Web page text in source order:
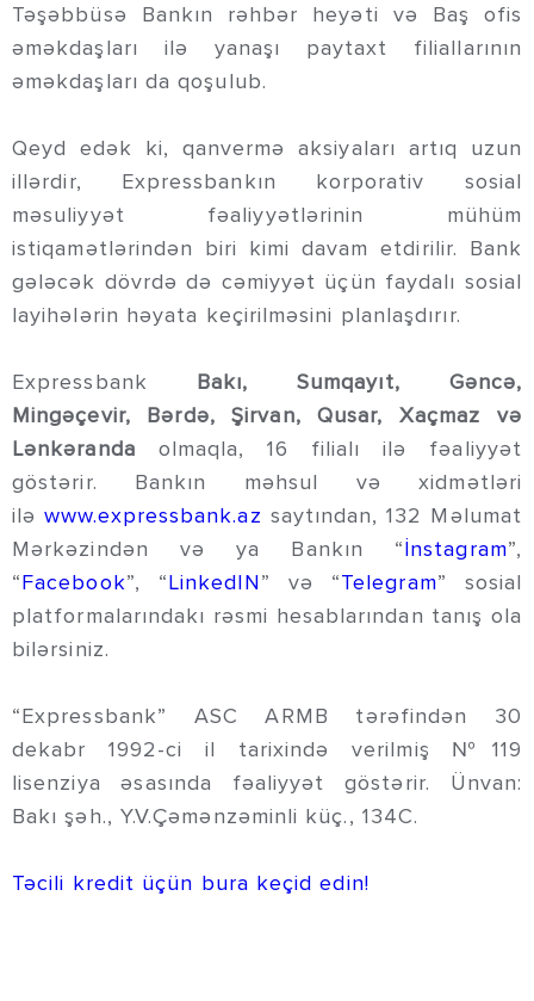
Təşəbbüsə Bankın rəhbər heyəti və Baş ofis
əməkdaşları ilə yanaşı paytaxt filiallarının
əməkdaşları da qoşulub.
Qeyd edək ki, qanvermə aksiyaları artıq uzun
illərdir, Expressbankın korporativ sosial
məsuliyyət fəaliyyətlərinin mühüm
istiqamətlərindən biri kimi davam etdirilir. Bank
gələcək dövrdə də cəmiyyət üçün faydalı sosial
layihələrin həyata keçirilməsini planlaşdırır.
Expressbank Bakı, Sumqayıt, Gəncə,
Mingəçevir, Bərdə, Şirvan, Qusar, Xaçmaz və
Lənkəranda olmaqla, 16 filialı ilə fəaliyyət
göstərir. Bankın məhsul və xidmətləri
iləwww.expressbank.az saytından, 132 Məlumat
Mərkəzindən və ya Bankın “İnstagram”,
“Facebook”, “LinkedIN” və “Telegram” sosial
platformalarındakı rəsmi hesablarından tanış ola
bilərsiniz.
“Expressbank” ASC ARMB tərəfindən 30
dekabr 1992-ci il tarixində verilmiş №119
lisenziya əsasında fəaliyyət göstərir. Ünvan:
Bakı şəh., Y.V.Çəmənzəminli küç., 134C.
Təcili kredit üçün bura keçid edin!